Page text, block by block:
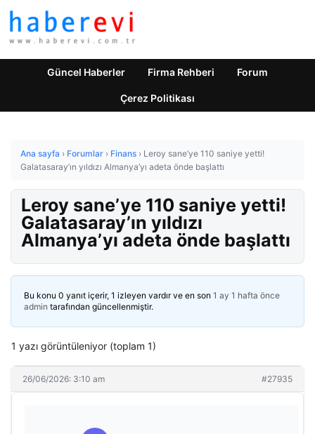
Güncel Haberler Firma Rehberi Forum
Çerez Politikası
Ana sayfa › Forumlar › Finans › Leroy sane’ye 110 saniye yetti!
Galatasaray’ın yıldızı Almanya’yı adeta önde başlattı
Leroy sane’ye 110 saniye yetti!
Galatasaray’ın yıldızı
Almanya’yı adeta önde başlattı
Bu konu 0 yanıt içerir, 1 izleyen vardır ve en son 1 ay 1 hafta önce
admin tarafından güncellenmiştir.
1 yazı görüntüleniyor (toplam 1)
26/06/2026: 3:10 am #27935